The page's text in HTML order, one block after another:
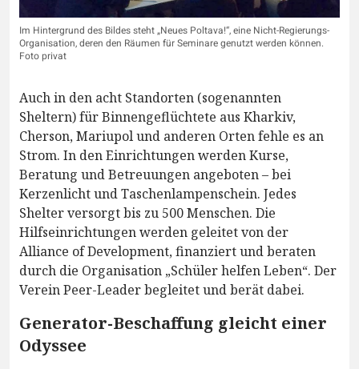
Im Hintergrund des Bildes steht „Neues Poltava!“, eine Nicht-Regierungs-
Organisation, deren den Räumen für Seminare genutzt werden können.
Foto privat
Auch in den acht Standorten (sogenannten
Sheltern) für Binnengeflüchtete aus Kharkiv,
Cherson, Mariupol und anderen Orten fehle es an
Strom. In den Einrichtungen werden Kurse,
Beratung und Betreuungen angeboten – bei
Kerzenlicht und Taschenlampenschein. Jedes
Shelter versorgt bis zu 500 Menschen. Die
Hilfseinrichtungen werden geleitet von der
Alliance of Development, finanziert und beraten
durch die Organisation „Schüler helfen Leben“. Der
Verein Peer-Leader begleitet und berät dabei.
Generator-Beschaffung gleicht einer
Odyssee